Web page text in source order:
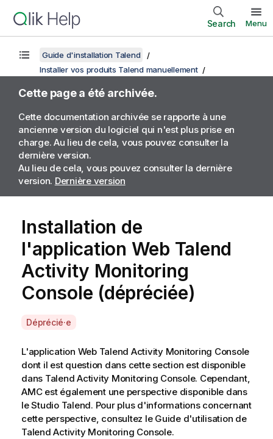
Search Menu
Guide d'installation Talend
Installer vos produits Talend manuellement
Cette page a été archivée.
Cette documentation archivée se rapporte à une
ancienne version du logiciel qui n'est plus prise en
charge. Au lieu de cela, vous pouvez consulter la
dernière version.
Au lieu de cela, vous pouvez consulter la dernière
version. Dernière version
Installation de
l'application Web Talend
Activity Monitoring
Console (dépréciée)
A
a
i
l
a
b
i
l
Déprécié·e
L'application Web Talend Activity Monitoring Console
dont il est question dans cette section est disponible
dans Talend Activity Monitoring Console. Cependant,
AMCest également une perspective disponible dans
leStudio Talend. Pour plus d'informations concernant
cette perspective, consultez le Guide d'utilisation de
Talend Activity Monitoring Console.